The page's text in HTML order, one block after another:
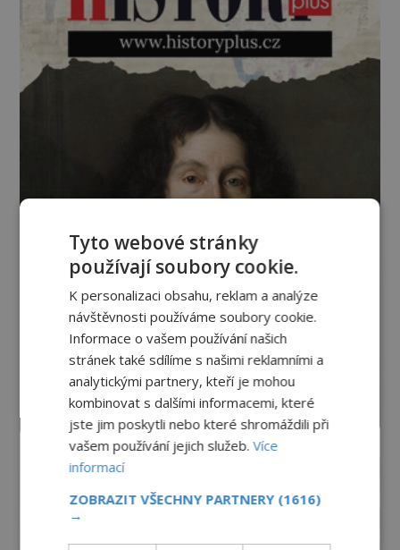
Tyto webové stránky
používají soubory cookie.
K personalizaci obsahu, reklam a analýze
návštěvnosti používáme soubory cookie.
Informace o vašem používání našich
stránek také sdílíme s našimi reklamními a
analytickými partnery, kteří je mohou
kombinovat s dalšími informacemi, které
jste jim poskytli nebo které shromáždili při
vašem používání jejich služeb.Více
informací
ZOBRAZIT VŠECHNY PARTNERY (1616)
→